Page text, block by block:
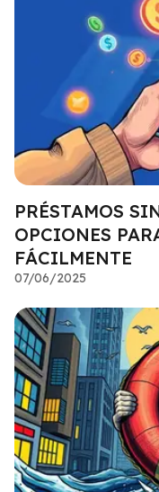
PRÉSTAMOS
OPCIONES
FÁCILMENTE
07/06/2025